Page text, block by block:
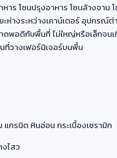
าร โซนปรุงอาหาร โซนล้างจาน
างระหว่างเคาน์เตอร์ อุปกรณ์
ดพอดีกับพื้นที่ ไม่ใหญ่หรือเล็กจ
ที่วางเฟอร์นิเจอร์บนพื้น
กรนิต หินอ่อน กระเบื้องเซรามิก
ไสว